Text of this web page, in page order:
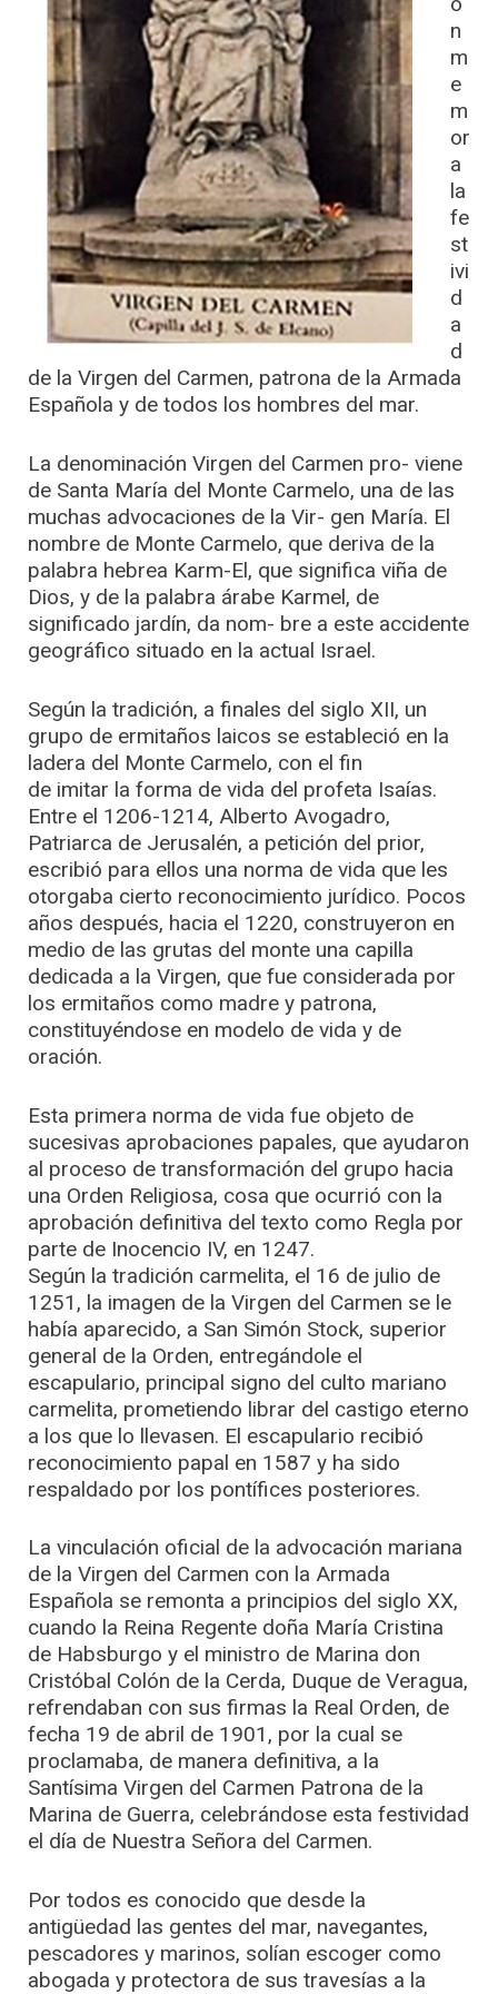
n
m
e
m
or
a
la
fe
st
ivi
d
a
d
de la Virgen del Carmen, patrona de la Armada
Española y de todos los hombres del mar.
La denominación Virgen del Carmen pro- viene
de Santa María del Monte Carmelo, una de las
muchas advocaciones de la Vir- gen María. El
nombre de Monte Carmelo, que deriva de la
palabra hebrea Karm-El, que significa viña de
Dios, y de la palabra árabe Karmel, de
significado jardín, da nom- bre a este accidente
geográfico situado en la actual Israel.
Según la tradición, a finales del siglo XII, un
grupo de ermitaños laicos se estableció en la
ladera del Monte Carmelo, con el fin
de imitar la forma de vida del profeta Isaías.
Entre el 1206-1214, Alberto Avogadro,
Patriarca de Jerusalén, a petición del prior,
escribió para ellos una norma de vida que les
otorgaba cierto reconocimiento jurídico. Pocos
años después, hacia el 1220, construyeron en
medio de las grutas del monte una capilla
dedicada a la Virgen, que fue considerada por
los ermitaños como madre y patrona,
constituyéndose en modelo de vida y de
oración.
Esta primera norma de vida fue objeto de
sucesivas aprobaciones papales, que ayudaron
al proceso de transformación del grupo hacia
una Orden Religiosa, cosa que ocurrió con la
aprobación definitiva del texto como Regla por
parte de Inocencio IV, en 1247.
Según la tradición carmelita, el 16 de julio de
1251, la imagen de la Virgen del Carmen se le
había aparecido, a San Simón Stock, superior
general de la Orden, entregándole el
escapulario, principal signo del culto mariano
carmelita, prometiendo librar del castigo eterno
a los que lo llevasen. El escapulario recibió
reconocimiento papal en 1587 y ha sido
respaldado por los pontífices posteriores.
La vinculación oficial de la advocación mariana
de la Virgen del Carmen con la Armada
Española se remonta a principios del siglo XX,
cuando la Reina Regente doña María Cristina
de Habsburgo y el ministro de Marina don
Cristóbal Colón de la Cerda, Duque de Veragua,
refrendaban con sus firmas la Real Orden, de
fecha 19 de abril de 1901, por la cual se
proclamaba, de manera definitiva, a la
Santísima Virgen del Carmen Patrona de la
Marina de Guerra, celebrándose esta festividad
el día de Nuestra Señora del Carmen.
Por todos es conocido que desde la
antigüedad las gentes del mar, navegantes,
pescadores y marinos, solían escoger como
abogada y protectora de sus travesías a la